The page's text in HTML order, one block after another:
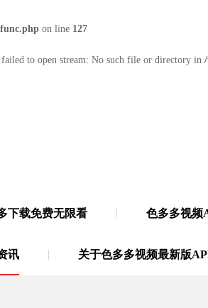
on line 127
to open stream: No such file or directory in
下载免费无限看 色多多视频
讯 关于色多多视频最新版